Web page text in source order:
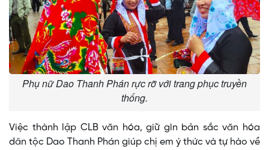
Phụ nữ Dao Thanh Phán rực rỡ với trang phục truyền
thống.
Việc thành lập CLB văn hóa, giữ gìn bản sắc văn hóa
dân tộc Dao Thanh Phán giúp chị em ý thức và tự hào về